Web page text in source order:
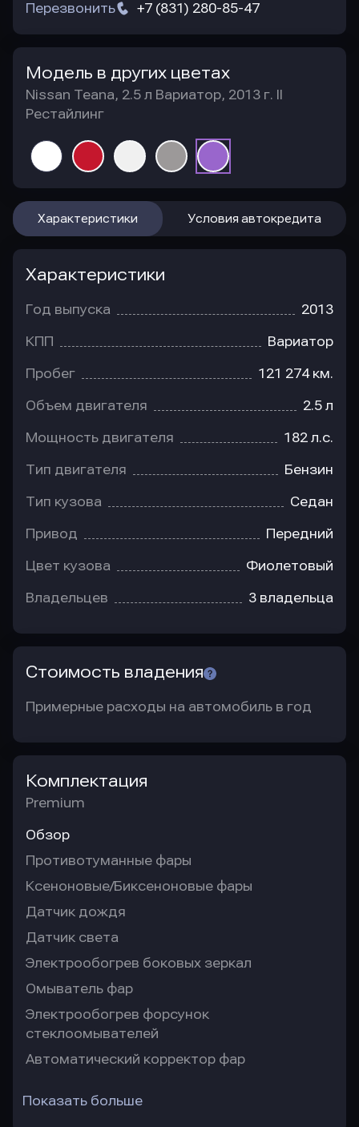
+7 (831) 280-85-47
Перезвонить
Модель в других цветах
Nissan Teana, 2.5 л Вариатор, 2013 г. II
Рестайлинг
Характеристики Условия автокредита
Характеристики
Год выпуска 2013
КПП Вариатор
Пробег 121 274 км.
Объем двигателя 2.5 л
Мощность двигателя 182 л.с.
Тип двигателя Бензин
Тип кузова Седан
Привод Передний
Цвет кузова Фиолетовый
Владельцев 3 владельца
Стоимость владения
Примерные расходы на автомобиль в год
Комплектация
Premium
Обзор
Противотуманные фары
Ксеноновые/Биксеноновые фары
Датчик дождя
Датчик света
Электрообогрев боковых зеркал
Омыватель фар
Электрообогрев форсунок
стеклоомывателей
Автоматический корректор фар
Показать больше